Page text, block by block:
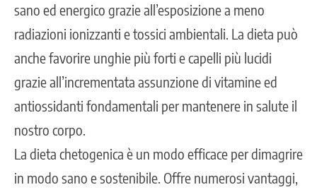
sano ed energico grazie all’esposizione a meno
radiazioni ionizzanti e tossici ambientali. La dieta può
anche favorire unghie più forti e capelli più lucidi
grazie all’incrementata assunzione di vitamine ed
antiossidanti fondamentali per mantenere in salute il
nostro corpo.
La dieta chetogenica è un modo efficace per dimagrire
in modo sano e sostenibile. Offre numerosi vantaggi,